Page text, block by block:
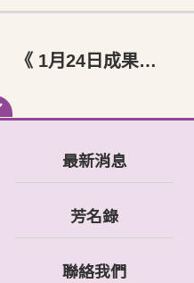
《 1月24日成果音樂會因疫情延期公告 》
最新消息
芳名錄
聯絡我們